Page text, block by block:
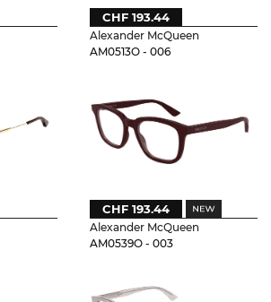
Alexander McQueen
AM0513O - 006
CHF 193.44
Alexander McQueen
AM0539O - 003
CHF 193.44